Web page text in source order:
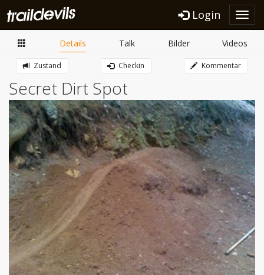
Login
Details Talk Bilder Videos
Zustand Checkin Kommentar
Secret Dirt Spot